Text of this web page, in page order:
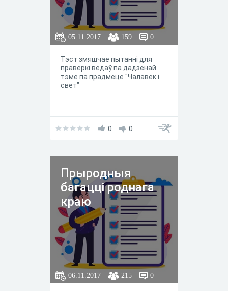
05.11.2017 159 0
Тэст змяшчае пытанні для
праверкі ведаў па дадзенай
тэме па прадмеце "Чалавек і
свет"
0 0
Прыродныя
багацці роднага
краю
06.11.2017 215 0